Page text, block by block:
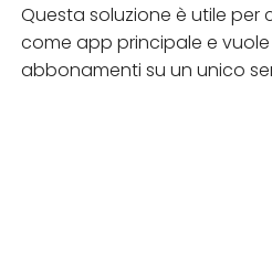
Questa soluzione è utile per
come app principale e
abbonamenti su un unico